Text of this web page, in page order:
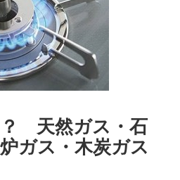
天然ガス・石
ガス・木炭ガス